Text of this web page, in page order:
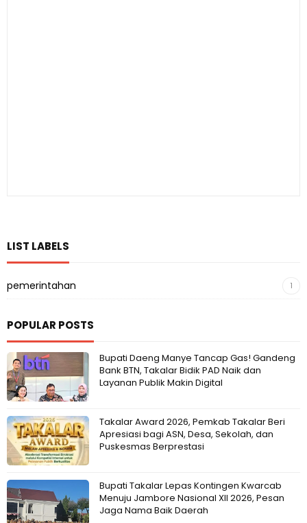
LIST LABELS
pemerintahan 1
POPULAR POSTS
Bupati Daeng Manye Tancap Gas! Gandeng
Bank BTN, Takalar Bidik PAD Naik dan
Layanan Publik Makin Digital
Takalar Award 2026, Pemkab Takalar Beri
Apresiasi bagi ASN, Desa, Sekolah, dan
Puskesmas Berprestasi
Bupati Takalar Lepas Kontingen Kwarcab
Menuju Jambore Nasional XII 2026, Pesan
Jaga Nama Baik Daerah